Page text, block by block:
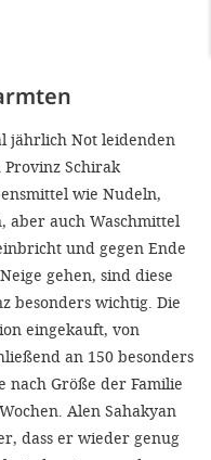
jährlich Not leidenden
Schirak
wie Nudeln,
aber auch Waschmittel
und gegen Ende
gehen, sind diese
besonders wichtig. Die
eingekauft, von
an 150 besonders
nach Größe der Familie
Alen Sahakyan
dass er wieder genug